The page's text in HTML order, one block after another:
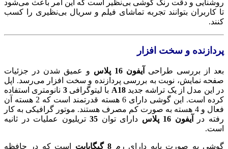
روشنایی و دقت رنگ گوشی بی‌نظیر است که این امر باعث می‌شود
تا کاربران بتوانند تجربه تماشای فیلم و سریال بی‌نظیری را کسب
کنند.
پردازنده و سخت افزار
بعد از بررسی طراحی آیفون 16 پلاس
و عمیق شدن در جزئیات
صفحه نمایش، نوبت به بررسی پردازنده و سخت افزار می‌رسد. اپل
در این مدل از یک تراشه جدیدA18 با لیتوگرافی3 نانومتری استفاده
کرده است. این گوشی دارای 6 هسته قدرتمند است که 2 هسته آن
فعال و 4 هسته به صورت کم مصرف هستند. موتور گرافیکی به کار
رفته در
آیفون 16 پلاس دارای توان 35تریلیون عملیات در ثانیه
است.
گوشی به صورت پایه دارای رم 8 گیگابایت
است که در حافظه
پاسخگوی سوالات شما هستیم